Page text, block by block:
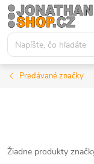
Prejsť
na
obsah
Predávané značky
Žiadne produkty